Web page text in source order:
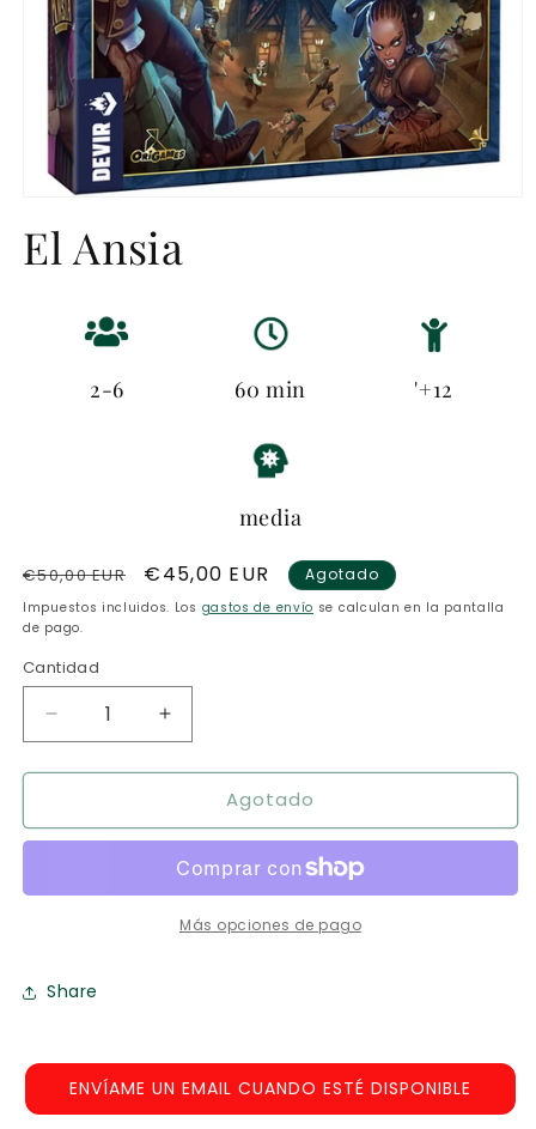
multimedia
El Ansia
2-6 60 min '+12
media
Precio
habitual
€50,00 EUR
Precio
de
€45,00 EUR Agotado
Impuestos incluidos. Los gastos de envío se calculan en la pantalla
de pago.
Cantidad
Reducir
cantidad
para
Ansia
Aumentar
cantidad
para
Ansia
Agotado
Más opciones de pago
Share
ENVÍAME UN EMAIL CUANDO ESTÉ DISPONIBLE